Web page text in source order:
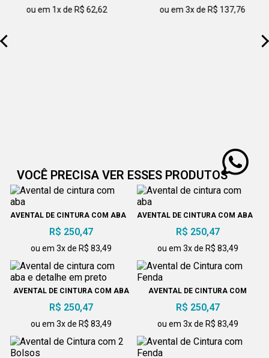
ou em 1x de R$ 62,62 ou em 3x de R$ 137,76
VOCÊ PRECISA VER ESSES PRODUTOS
AVENTAL DE CINTURA COM ABA
R$ 250,47
ou em 3x de R$ 83,49
AVENTAL DE CINTURA COM ABA
R$ 250,47
ou em 3x de R$ 83,49
AVENTAL DE CINTURA COM ABA
E DETALHE EM PRETO
R$ 250,47
ou em 3x de R$ 83,49
AVENTAL DE CINTURA COM
R$ 250,47
ou em 3x de R$ 83,49